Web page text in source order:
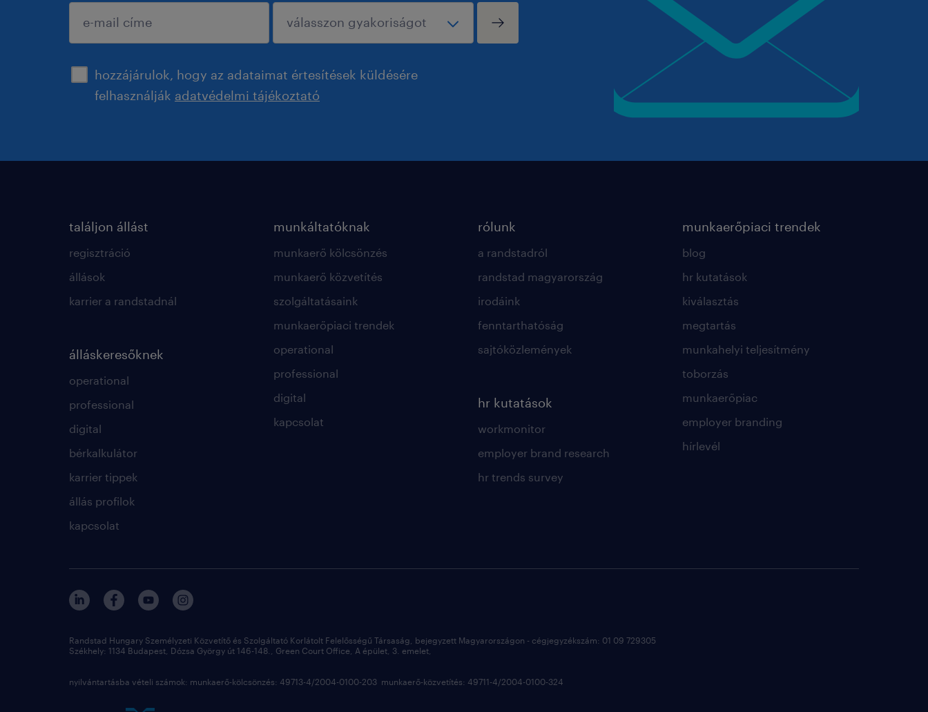
hozzájárulok, hogy az adataimat értesítések küldésére
felhasználják adatvédelmi tájékoztató
jóváhagyás
találjon állást
regisztráció
állások
karrier a randstadnál
álláskeresőknek
operational
professional
digital
bérkalkulátor
karrier tippek
állás profilok
kapcsolat
munkáltatóknak
munkaerő kölcsönzés
munkaerő közvetítés
szolgáltatásaink
munkaerőpiaci trendek
operational
professional
digital
kapcsolat
rólunk
a randstadról
randstad magyarország
irodáink
fenntarthatóság
sajtóközlemények
hr kutatások
workmonitor
employer brand research
hr trends survey
munkaerőpiaci trendek
blog
hr kutatások
kiválasztás
megtartás
munkahelyi teljesítmény
toborzás
munkaerőpiac
employer branding
hírlevél
Randstad Hungary Személyzeti Közvetítő és Szolgáltató Korlátolt Felelősségű Társaság, bejegyzett Magyarországon - cégjegyzékszám: 01 09 729305
Székhely: 1134 Budapest, Dózsa György út 146-148., Green Court Office, A épület, 3. emelet,
nyilvántartásba vételi számok: munkaerő-kölcsönzés: 49713-4/2004-0100-203 munkaerő-közvetítés: 49711-4/2004-0100-324